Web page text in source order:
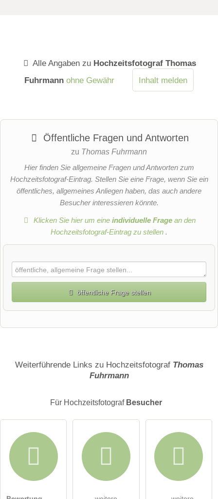
Alle Angaben zu Hochzeitsfotograf Thomas
Fuhrmann ohne Gewähr Inhalt melden
Öffentliche Fragen und Antworten
zu Thomas Fuhrmann
Hier finden Sie allgemeine Fragen und Antworten zum
Hochzeitsfotograf-Eintrag. Stellen Sie eine Frage, wenn Sie ein
öffentliches, allgemeines Anliegen haben, das auch andere
Besucher interessieren könnte.
Klicken Sie hier um eineindividuelle Frage an den
Hochzeitsfotograf-Eintrag zu stellen .
öffentliche Frage stellen
E-Mail-Adresse (wird nicht veröffentlicht)
Weiterführende Links zu Hochzeitsfotograf Thomas
Fuhrmann
Für Hochzeitsfotograf Besucher